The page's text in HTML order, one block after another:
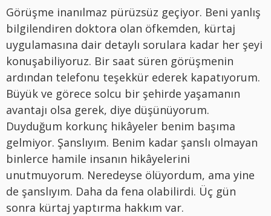
Görüşme inanılmaz pürüzsüz geçiyor. Beni yanlış
bilgilendiren doktora olan öfkemden, kürtaj
uygulamasına dair detaylı sorulara kadar her şeyi
konuşabiliyoruz. Bir saat süren görüşmenin
ardından telefonu teşekkür ederek kapatıyorum.
Büyük ve görece solcu bir şehirde yaşamanın
avantajı olsa gerek, diye düşünüyorum.
Duyduğum korkunç hikâyeler benim başıma
gelmiyor. Şanslıyım. Benim kadar şanslı olmayan
binlerce hamile insanın hikâyelerini
unutmuyorum. Neredeyse ölüyordum, ama yine
de şanslıyım. Daha da fena olabilirdi. Üç gün
sonra kürtaj yaptırma hakkım var.